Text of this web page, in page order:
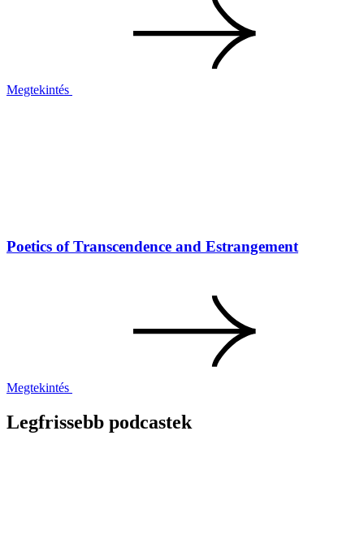
Megtekintés
Poetics of Transcendence and Estrangement
Megtekintés
Legfrissebb podcastek